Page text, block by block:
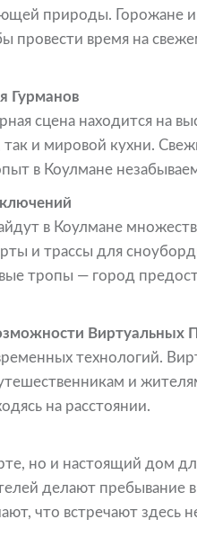
природы. Горожане и
провести время на
Гурманов
сцена находится на
и мировой кухни.
в Коулмане
в Коулмане
и трассы для
тропы — город
Виртуальных
технологий.
и
на расстоянии.
но и настоящий дом
делают пребывание
что встречают здесь